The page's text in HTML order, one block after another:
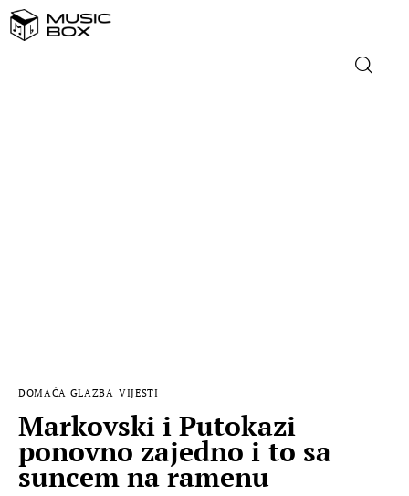
DOMAĆA GLAZBA VIJESTI
Markovski i Putokazi
ponovno zajedno i to sa
suncem na ramenu